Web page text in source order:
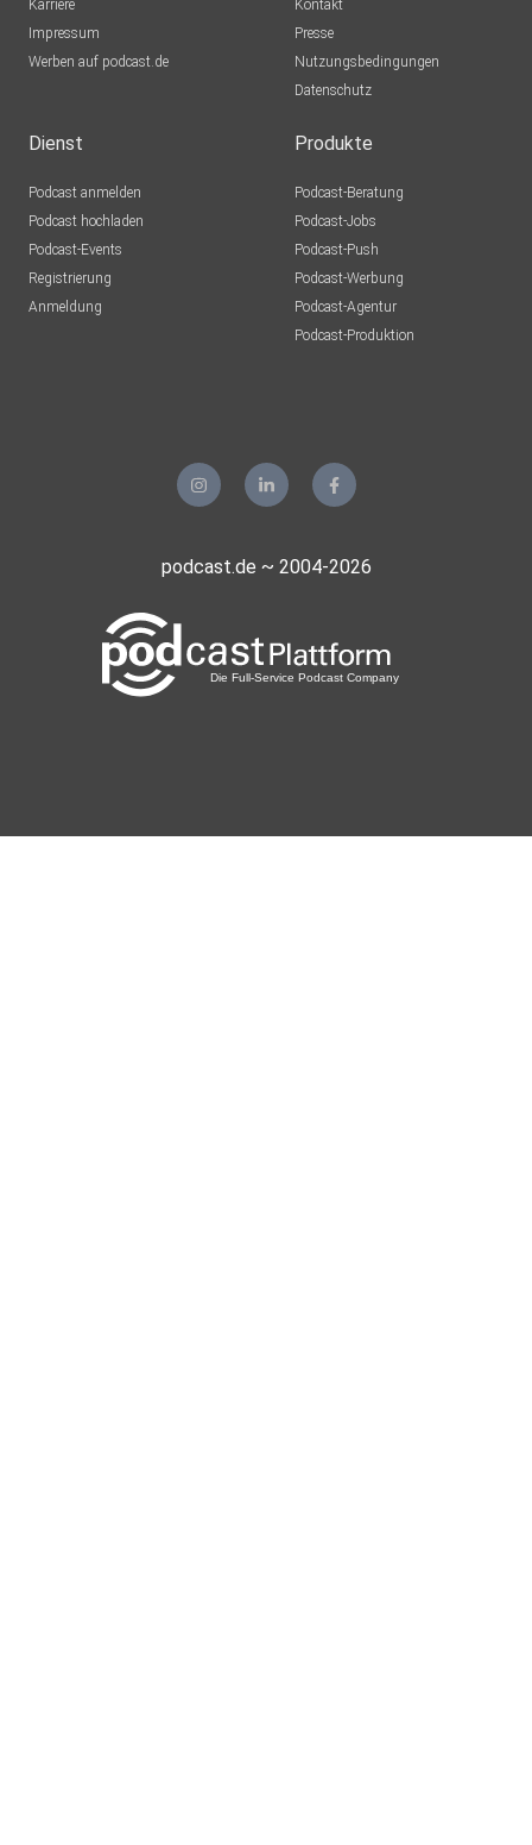
Karriere
Impressum
Werben auf podcast.de
Kontakt
Presse
Nutzungsbedingungen
Datenschutz
Dienst
Podcast anmelden
Podcast hochladen
Podcast-Events
Registrierung
Anmeldung
Produkte
Podcast-Beratung
Podcast-Jobs
Podcast-Push
Podcast-Werbung
Podcast-Agentur
Podcast-Produktion
podcast.de ~ 2004-2026